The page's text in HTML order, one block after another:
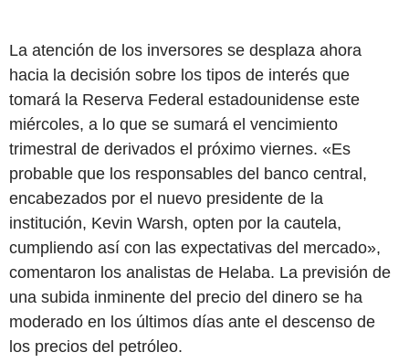
La atención de los inversores se desplaza ahora
hacia la decisión sobre los tipos de interés que
tomará la Reserva Federal estadounidense este
miércoles, a lo que se sumará el vencimiento
trimestral de derivados el próximo viernes. «Es
probable que los responsables del banco central,
encabezados por el nuevo presidente de la
institución, Kevin Warsh, opten por la cautela,
cumpliendo así con las expectativas del mercado»,
comentaron los analistas de Helaba. La previsión de
una subida inminente del precio del dinero se ha
moderado en los últimos días ante el descenso de
los precios del petróleo.